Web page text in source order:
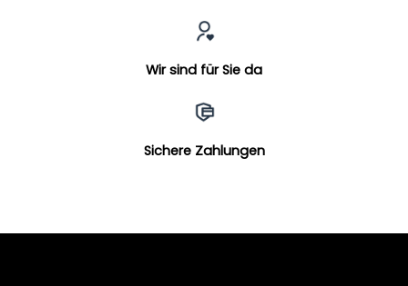
Wir sind für Sie da
Sichere Zahlungen